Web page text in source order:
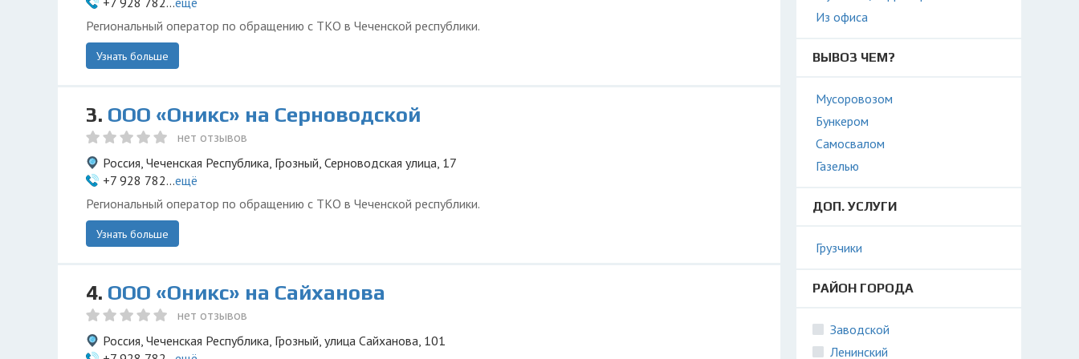
Из офиса
ВЫВОЗ ЧЕМ?
Мусоровозом
Бункером
Самосвалом
Газелью
ДОП. УСЛУГИ
Грузчики
РАЙОН ГОРОДА
Заводской
Ленинский
Региональный оператор по обращению с ТКО в Чеченской республики.
Узнать больше
3. ООО «Оникс» на Серноводской
нет отзывов
Россия, Чеченская Республика, Грозный, Серноводская улица, 17
+7 928 782...ещё
Региональный оператор по обращению с ТКО в Чеченской республики.
Узнать больше
4. ООО «Оникс» на Сайханова
нет отзывов
Россия, Чеченская Республика, Грозный, улица Сайханова, 101